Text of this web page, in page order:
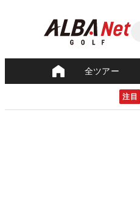
全ツアー
注目